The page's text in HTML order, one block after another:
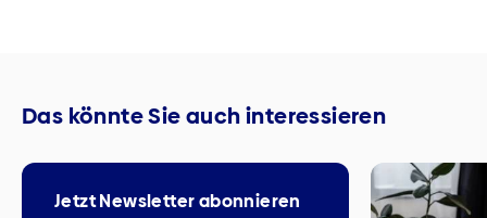
Das könnte Sie auch interessieren
Jetzt Newsletter abonnieren